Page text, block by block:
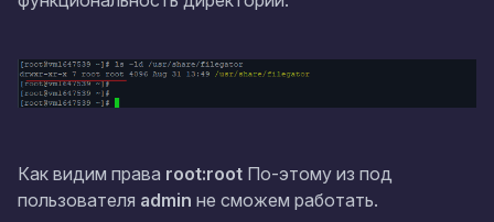
Как видим права root:root По-этому из под
пользователя admin не сможем работать.